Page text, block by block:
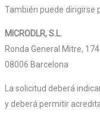
También puede dirigirse
MICRODLR, S.L.
Ronda General Mitre, 174
08006 Barcelona
La solicitud deberá
y deberá permitir